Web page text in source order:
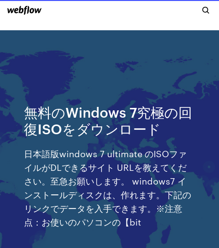
無料のWindows 7究極の回
復ISOをダウンロード
日本語版windows 7 ultimate のISOファ
イルがDLできるサイト URLを教えてくだ
さい。至急お願いします。 windows7 イ
ンストールディスクは、作れます。下記の
リンクでデータを入手できます。※注意
点：お使いのパソコンの【bit